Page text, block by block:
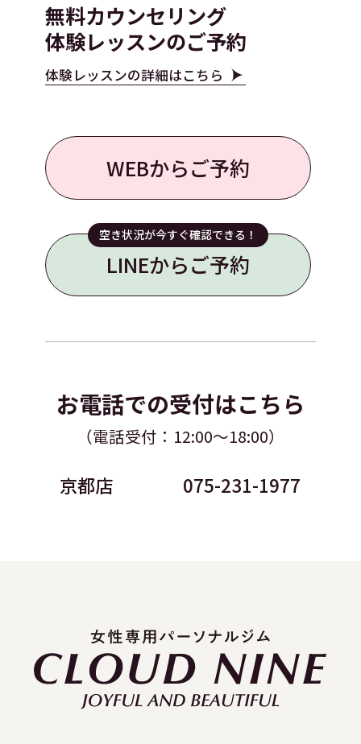
無料カウンセリング
体験レッスンのご予約
体験レッスンの詳細はこちら
WEBからご予約
空き状況が今すぐ確認できる！
LINEからご予約
お電話での受付はこちら
（電話受付：12:00～18:00）
京都店 075-231-1977